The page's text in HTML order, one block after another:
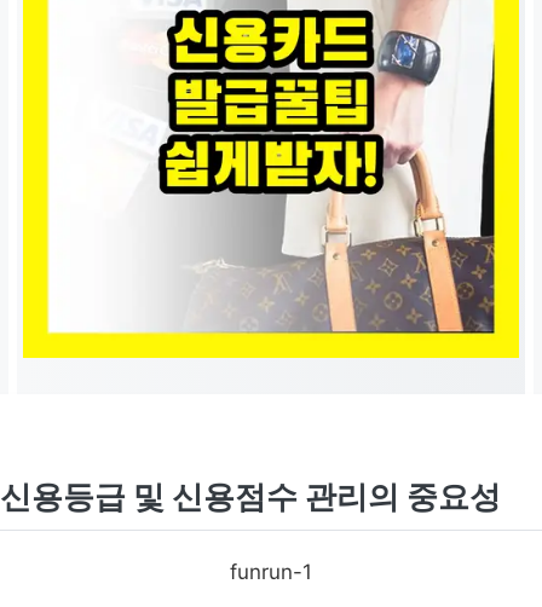
신용등급 및 신용점수 관리의 중요성
funrun-1